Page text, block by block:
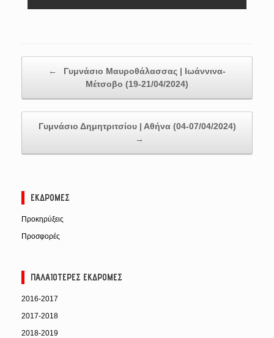
←
Γυμνάσιο Μαυροθάλασσας | Ιωάννινα-
Μέτσοβο (19-21/04/2024)
Γυμνάσιο Δημητριτσίου | Αθήνα (04-07/04/2024)
→
ΕΚΔΡΟΜΈΣ
Προκηρύξεις
Προσφορές
ΠΑΛΑΙΌΤΕΡΕΣ ΕΚΔΡΟΜΈΣ
2016-2017
2017-2018
2018-2019